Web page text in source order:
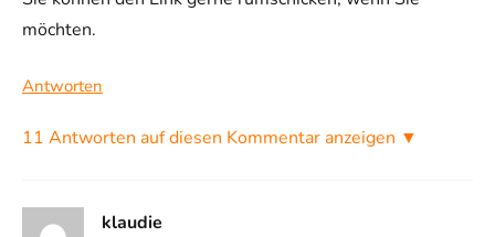
möchten.
Antworten
11 Antworten auf diesen Kommentar anzeigen ▼
klaudie